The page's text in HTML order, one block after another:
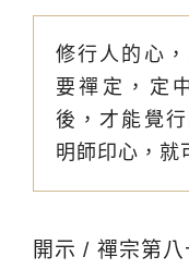
修行人的心
要禪定，定
後，才能覺
明師印心，就
開示 / 禪宗第